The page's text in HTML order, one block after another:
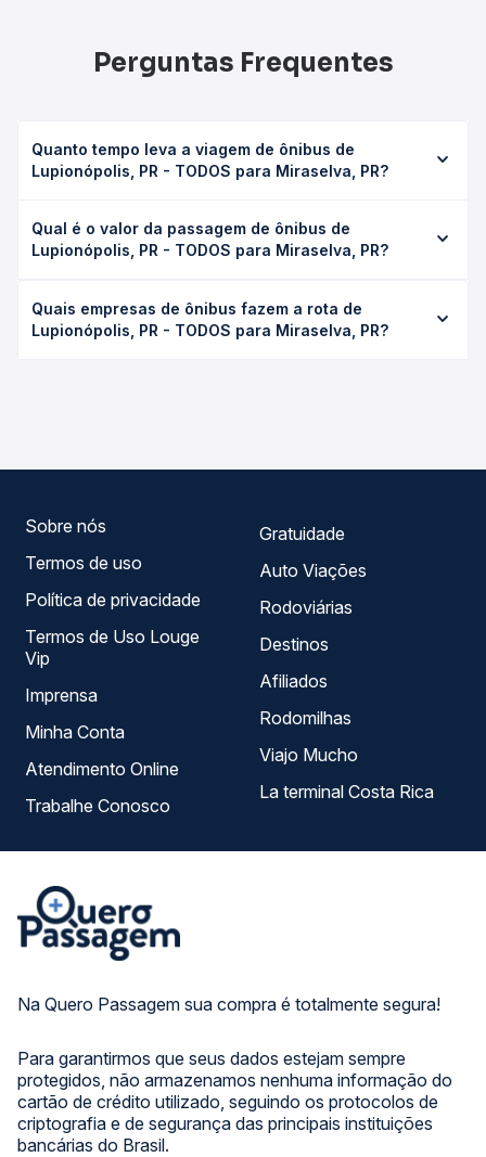
Perguntas Frequentes
Quanto tempo leva a viagem de ônibus de
Lupionópolis, PR - TODOS para Miraselva, PR?
Miraselva, PR leva em média 1h 55min, podendo variar
conforme a viação, o tipo de serviço (convencional,
duração exata de cada opção na data desejada.
Qual é o valor da passagem de ônibus de
Lupionópolis, PR - TODOS para Miraselva, PR?
TODOS para Miraselva, PR custa em média R$ 36,26 e
varia conforme a data da viagem, a empresa, o tipo de
Quais empresas de ônibus fazem a rota de
Lupionópolis, PR - TODOS para Miraselva, PR?
Na Quero Passagem sua compra é totalmente segura!
Para garantirmos que seus dados estejam sempre
protegidos, não armazenamos nenhuma informação do
cartão de crédito utilizado, seguindo os protocolos de
criptografia e de segurança das principais instituições
bancárias do Brasil.
Sobre nós
Termos de uso
Política de privacidade
Termos de Uso Louge
Vip
Imprensa
Minha Conta
Atendimento Online
Trabalhe Conosco
Gratuidade
Auto Viações
Rodoviárias
Destinos
Afiliados
Rodomilhas
Viajo Mucho
La terminal Costa Rica